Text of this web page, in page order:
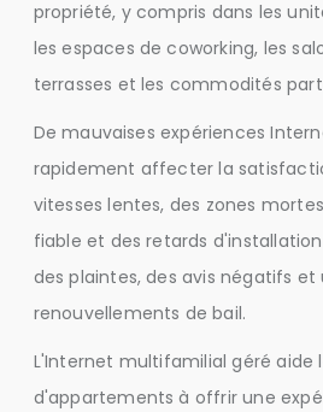
propriété, y compris dans les
les espaces de coworking, les
terrasses et les commodités
De mauvaises expériences
rapidement affecter la
vitesses lentes, des zones
fiable et des retards
des plaintes, des avis négatifs et
renouvellements de bail.
L'Internet multifamilial géré aide
d'appartements à offrir une